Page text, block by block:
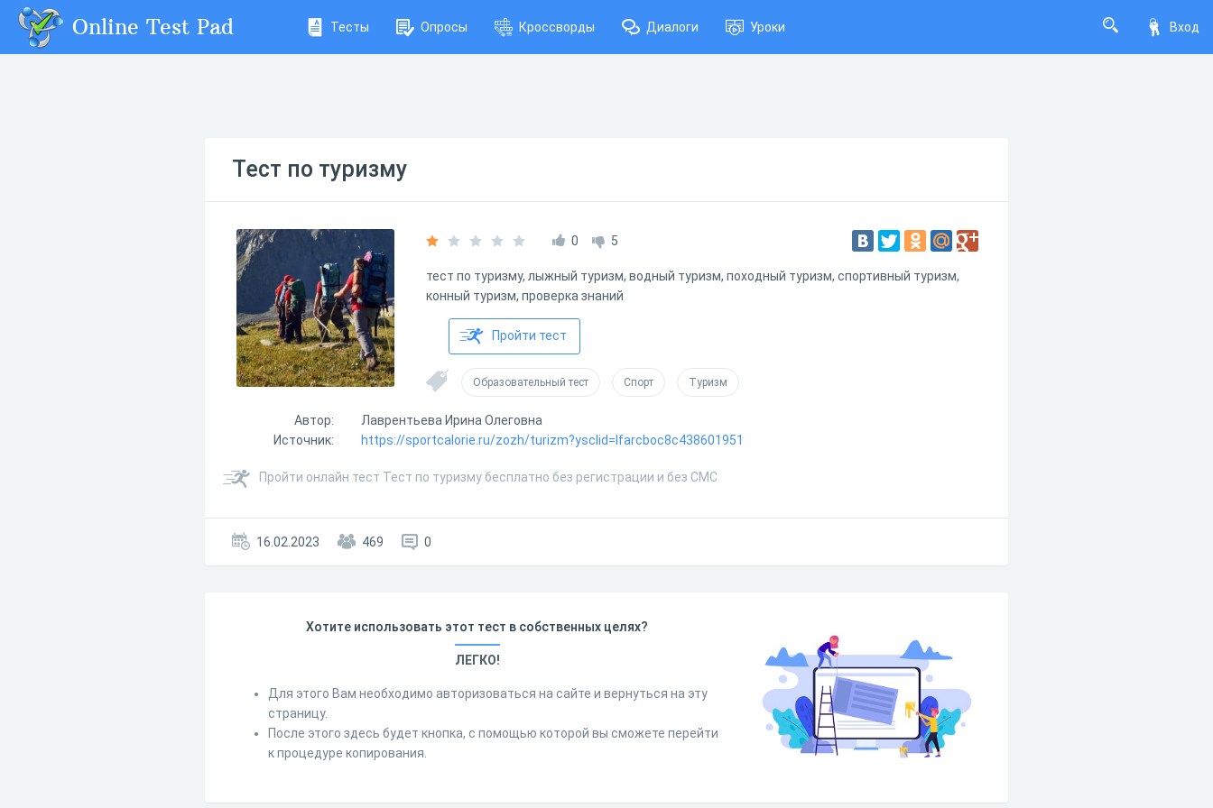
Вход
Online Test Pad Тесты Опросы Кроссворды Диалоги Уроки
Тест по туризму
0 5
тест по туризму, лыжный туризм, водный туризм, походный туризм, спортивный туризм,
конный туризм, проверка знаний
Пройти тест
Образовательный тест Спорт Туризм
Автор:
Лаврентьева Ирина Олеговна
Источник:
https://sportcalorie.ru/zozh/turizm?ysclid=lfarcboc8c438601951
Пройти онлайн тест Тест по туризму бесплатно без регистрации и без СМС
16.02.2023 469 0
Хотите использовать этот тест в собственных целях?
ЛЕГКО!
Для этого Вам необходимо авторизоваться на сайте и вернуться на эту
страницу.
После этого здесь будет кнопка, с помощью которой вы сможете перейти
к процедуре копирования.